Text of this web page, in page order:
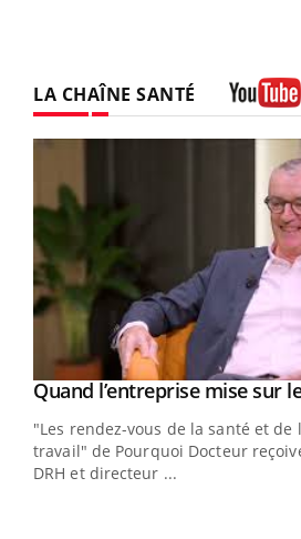
LA CHAÎNE SANTÉ
Youtube
Quand l’entreprise mise sur
"Les rendez-vous de la santé et de
travail" de Pourquoi Docteur
DRH et directeur ...